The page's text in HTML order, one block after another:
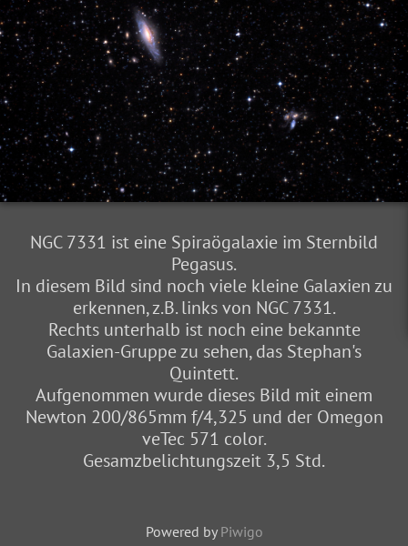
NGC 7331 ist eine Spiraögalaxie im Sternbild
Pegasus.
In diesem Bild sind noch viele kleine Galaxien zu
erkennen, z.B. links von NGC 7331.
Rechts unterhalb ist noch eine bekannte
Galaxien-Gruppe zu sehen, das Stephan's
Quintett.
Aufgenommen wurde dieses Bild mit einem
Newton 200/865mm f/4,325 und der Omegon
veTec 571 color.
Gesamzbelichtungszeit 3,5 Std.
Powered by Piwigo